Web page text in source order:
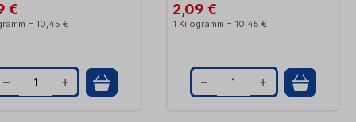
€
= 10,45 €
Q
2,09 €
1 Kilogramm = 10,45 €
Q